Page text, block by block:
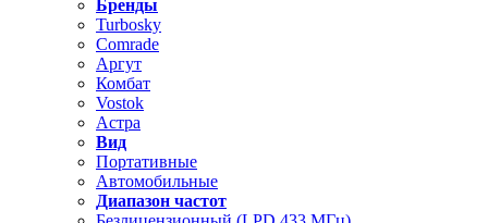
Бренды
Turbosky
Comrade
Аргут
Комбат
Vostok
Астра
Вид
Портативные
Автомобильные
Диапазон частот